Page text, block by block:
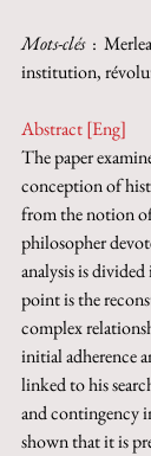
Mots-clés :
institution,
Abstract [Eng]
The paper
conception of
from the notion
philosopher
analysis is
point is the
complex
initial adherence
linked to his
and contingency
shown that it is